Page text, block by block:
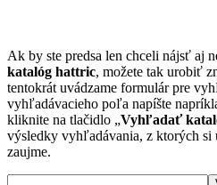
Ak by ste predsa len chceli nájsť aj
katalóg hattric, možete tak urobiť
tentokrát uvádzame formulár pre
vyhľadávacieho poľa napíšte
kliknite na tlačidlo „Vyhľadať
výsledky vyhľadávania, z ktorých si
zaujme.